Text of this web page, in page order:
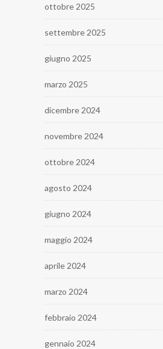
ottobre 2025
settembre 2025
giugno 2025
marzo 2025
dicembre 2024
novembre 2024
ottobre 2024
agosto 2024
giugno 2024
maggio 2024
aprile 2024
marzo 2024
febbraio 2024
gennaio 2024